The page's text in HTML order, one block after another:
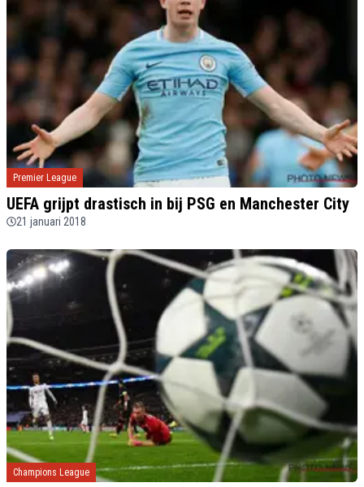
Premier League
UEFA grijpt drastisch in bij PSG en Manchester City
21 januari 2018
Champions League